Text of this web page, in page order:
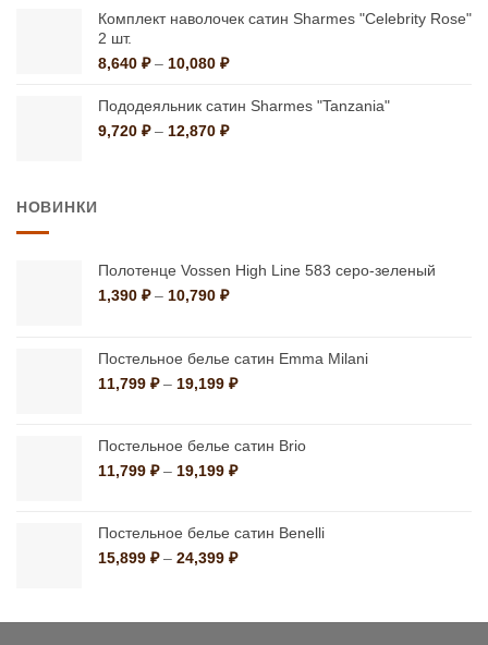
составляла9,110 ₽.
Комплект наволочек сатин Sharmes "Celebrity Rose"
2 шт.
8,640 ₽ – 10,080 ₽Диапазон
8,640 ₽
–
Пододеяльник сатин Sharmes "Tanzania"
9,720 ₽ – 12,870 ₽Диапазон
НОВИНКИ
Полотенце Vossen High Line 583 серо-зеленый
1,390 ₽ – 10,790 ₽Диапазон
–
10,790 ₽
Постельное белье сатин Emma Milani
11,799 ₽ – 19,199 ₽Диапазон
–
19,199 ₽
Постельное белье сатин Brio
11,799 ₽ – 19,199 ₽Диапазон
–
19,199 ₽
Постельное белье сатин Benelli
15,899 ₽ – 24,399 ₽Диапазон
–